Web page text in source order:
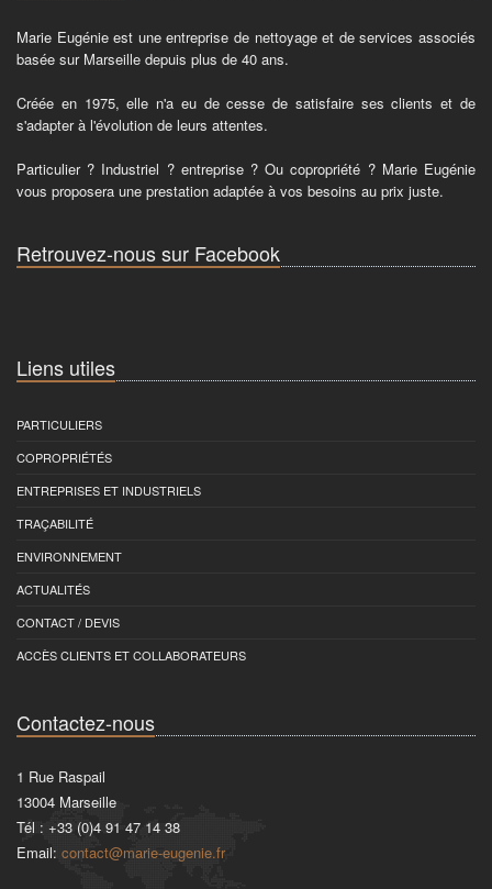
Marie Eugénie est une entreprise de nettoyage et de services associés
basée sur Marseille depuis plus de 40 ans.
Créée en 1975, elle n'a eu de cesse de satisfaire ses clients et de
s'adapter à l'évolution de leurs attentes.
Particulier ? Industriel ? entreprise ? Ou copropriété ? Marie Eugénie
vous proposera une prestation adaptée à vos besoins au prix juste.
Retrouvez-nous sur Facebook
Liens utiles
PARTICULIERS
COPROPRIÉTÉS
ENTREPRISES ET INDUSTRIELS
TRAÇABILITÉ
ENVIRONNEMENT
ACTUALITÉS
CONTACT / DEVIS
ACCÈS CLIENTS ET COLLABORATEURS
Contactez-nous
1 Rue Raspail
13004 Marseille
Tél : +33 (0)4 91 47 14 38
Email: contact@marie-eugenie.fr